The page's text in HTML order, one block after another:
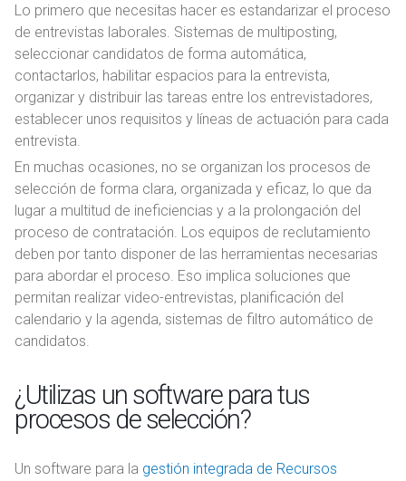
Lo primero que necesitas hacer es estandarizar el proceso
de entrevistas laborales. Sistemas de multiposting,
seleccionar candidatos de forma automática,
contactarlos, habilitar espacios para la entrevista,
organizar y distribuir las tareas entre los entrevistadores,
establecer unos requisitos y líneas de actuación para cada
entrevista.
En muchas ocasiones, no se organizan los procesos de
selección de forma clara, organizada y eficaz, lo que da
lugar a multitud de ineficiencias y a la prolongación del
proceso de contratación. Los equipos de reclutamiento
deben por tanto disponer de las herramientas necesarias
para abordar el proceso. Eso implica soluciones que
permitan realizar video-entrevistas, planificación del
calendario y la agenda, sistemas de filtro automático de
candidatos.
¿Utilizas un software para tus
procesos de selección?
Un software para la gestión integrada de Recursos